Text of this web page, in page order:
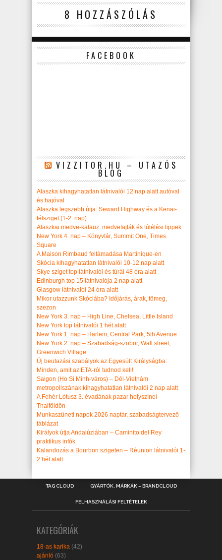
8 HOZZÁSZÓLÁS
FACEBOOK
VIZZITOR.HU – UTAZÓS
BLOG
Alaszka kihagyhatatlan látnivalói 12 nap alatt autóval
és hajóval
Alaszka legszebb útja: Seward Highway és a Kenai-
félsziget (1-2. nap)
Alaszkai medve-kalauz: medvefajták és túlélési tippek
New York 4. nap – Könyvtár, Summit One, Times
Square
A Maison Rimbaud feltámadása Martinique-en
Skócia kihagyhatatlan látnivalói 10-12 nap alatt
Skye sziget top látnivalói és túrái 48 óra alatt
Edinburgh top 15 látnivalója 2 nap alatt
Glasgow látnivalói 24 óra alatt
Mikor utazzunk Skóciába? Időjárás, árak, tömeg,
szezon
New York 3. nap – High Line, Chelsea, Little Island
New York top látnivalói 1 hét alatt
New York 1. nap – Harlem, Central Park, 5th Avenue
New York 2. nap – Szabadság-szobor, Wall street,
Greenwich Village
Új beutazási szabályok az Egyesült Királyságba:
Minden, amit az ETA-ról tudnod kell!
Saigon (Ho Si Minh-város) – Dél-Vietnám
metropoliszának kihagyhatatlan látnivalói 2 nap alatt
A Fehér Lótusz 3. évadának pazar helyszínei
Thaiföldön
Munkaszüneti napok 2026 naptár, szabadságtervező
táblázat
Királyok útja Andalúziában – Caminito del Rey
praktikus infók
Kalandozás a Bourbon szigeten – Réunion látnivalói 1-
2 hét alatt
TAG CLOUD GYÁRTÓK, MÁRKÁK – BRANDCLOUD
FELHASZNÁLÁSI FELTÉTELEK
KATEGÓRIÁK
18-as karika (42)
ajánló (63)